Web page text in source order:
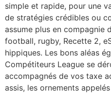
simple et rapide, pour une
de stratégies crédibles ou
assume plus en compagnie
football, rugby, Recette 2,
hippiques. Les bons aléas
Compétiteurs League se
accompagnés de vos taxe
assis, les ornements